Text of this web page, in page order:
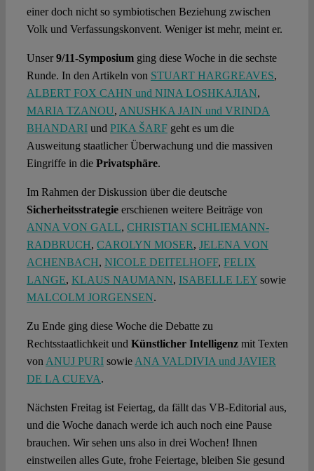
einer doch nicht so symbiotischen Beziehung zwischen
Volk und Verfassungskonvent. Weniger ist mehr, meint er.
Unser9/11-Symposiumging diese Woche in die sechste
Runde. In den Artikeln von STUART HARGREAVES,
ALBERT FOX CAHN und NINA LOSHKAJIAN,
MARIA TZANOU, ANUSHKA JAIN und VRINDA
BHANDARIund PIKA ŠARFgeht es um die
Ausweitung staatlicher Überwachung und die massiven
Eingriffe in die Privatsphäre.
Im Rahmen der Diskussion über die deutsche
Sicherheitsstrategieerschienen weitere Beiträge von
ANNA VON GALL, CHRISTIAN SCHLIEMANN-
RADBRUCH, CAROLYN MOSER, JELENA VON
ACHENBACH, NICOLE DEITELHOFF, FELIX
LANGE, KLAUS NAUMANN, ISABELLE LEYsowie
MALCOLM JORGENSEN.
Zu Ende ging diese Woche die Debatte zu
Rechtsstaatlichkeit und Künstlicher Intelligenzmit Texten
von ANUJ PURIsowie ANA VALDIVIA und JAVIER
DE LA CUEVA.
Nächsten Freitag ist Feiertag, da fällt das VB-Editorial aus,
und die Woche danach werde ich auch noch eine Pause
brauchen. Wir sehen uns also in drei Wochen! Ihnen
einstweilen alles Gute, frohe Feiertage, bleiben Sie gesund